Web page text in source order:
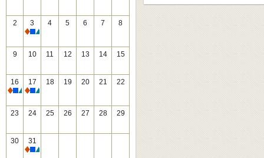
2
3
休館
4 5 6 7 8
9 10 11 12 13 14 15
16
休館
17
休館
18 19 20 21 22
23 24 25 26 27 28 29
30
31
休館